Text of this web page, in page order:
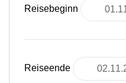
Reisebeginn
Reiseende